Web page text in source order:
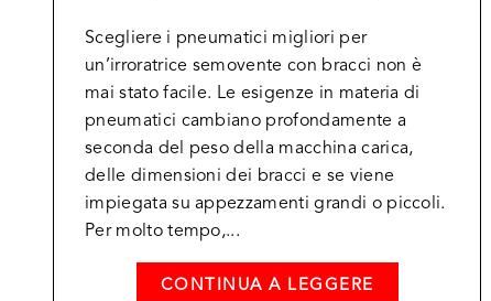
Scegliere i pneumatici migliori per
un’irroratrice semovente con bracci non è
mai stato facile. Le esigenze in materia di
pneumatici cambiano profondamente a
seconda del peso della macchina carica,
delle dimensioni dei bracci e se viene
impiegata su appezzamenti grandi o piccoli.
Per molto tempo,...
CONTINUA A LEGGERE